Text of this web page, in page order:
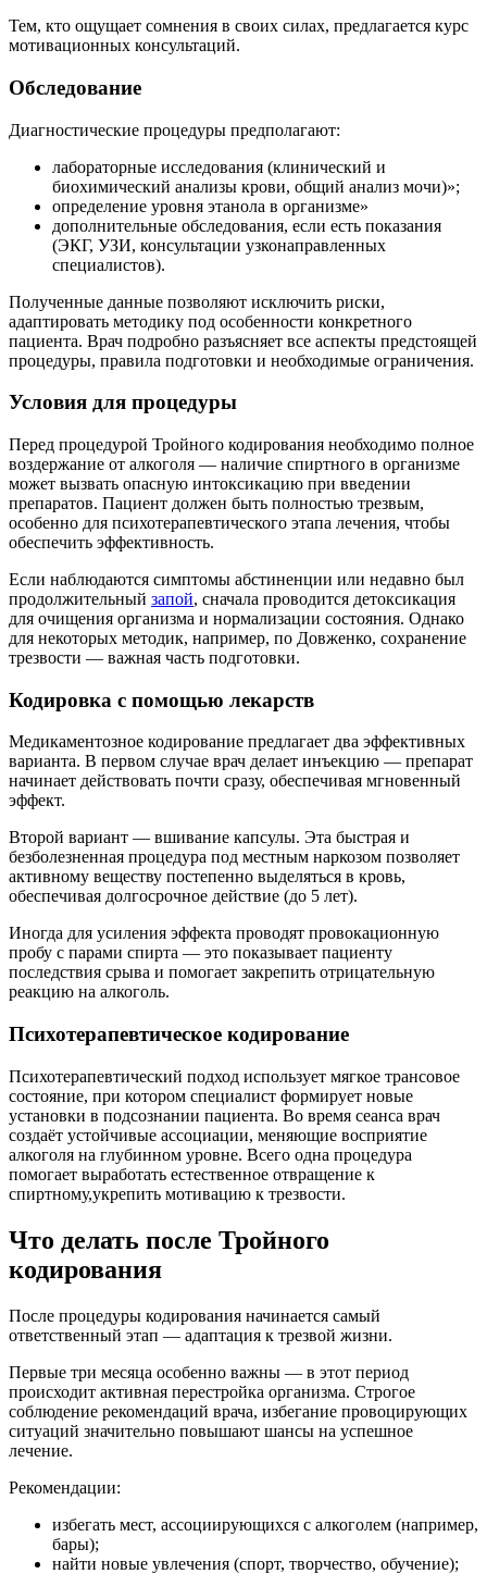
Тем, кто ощущает сомнения в своих силах, предлагается курс
мотивационных консультаций.
Обследование
Диагностические процедуры предполагают:
лабораторные исследования (клинический и
биохимический анализы крови, общий анализ мочи)»;
определение уровня этанола в организме»
дополнительные обследования, если есть показания
(ЭКГ, УЗИ, консультации узконаправленных
специалистов).
Полученные данные позволяют исключить риски,
адаптировать методику под особенности конкретного
пациента. Врач подробно разъясняет все аспекты предстоящей
процедуры, правила подготовки и необходимые ограничения.
Условия для процедуры
Перед процедурой Тройного кодирования необходимо полное
воздержание от алкоголя — наличие спиртного в организме
может вызвать опасную интоксикацию при введении
препаратов. Пациент должен быть полностью трезвым,
особенно для психотерапевтического этапа лечения, чтобы
обеспечить эффективность.
Если наблюдаются симптомы абстиненции или недавно был
продолжительный запой, сначала проводится детоксикация
для очищения организма и нормализации состояния. Однако
для некоторых методик, например, по Довженко, сохранение
трезвости — важная часть подготовки.
Кодировка с помощью лекарств
Медикаментозное кодирование предлагает два эффективных
варианта. В первом случае врач делает инъекцию — препарат
начинает действовать почти сразу, обеспечивая мгновенный
эффект.
Второй вариант — вшивание капсулы. Эта быстрая и
безболезненная процедура под местным наркозом позволяет
активному веществу постепенно выделяться в кровь,
обеспечивая долгосрочное действие (до 5 лет).
Иногда для усиления эффекта проводят провокационную
пробу с парами спирта — это показывает пациенту
последствия срыва и помогает закрепить отрицательную
реакцию на алкоголь.
Психотерапевтическое кодирование
Психотерапевтический подход использует мягкое трансовое
состояние, при котором специалист формирует новые
установки в подсознании пациента. Во время сеанса врач
создаёт устойчивые ассоциации, меняющие восприятие
алкоголя на глубинном уровне. Всего одна процедура
помогает выработать естественное отвращение к
спиртному,укрепить мотивацию к трезвости.
Что делать после Тройного
кодирования
После процедуры кодирования начинается самый
ответственный этап — адаптация к трезвой жизни.
Первые три месяца особенно важны — в этот период
происходит активная перестройка организма. Строгое
соблюдение рекомендаций врача, избегание провоцирующих
ситуаций значительно повышают шансы на успешное
лечение.
Рекомендации:
избегать мест, ассоциирующихся с алкоголем (например,
бары);
найти новые увлечения (спорт, творчество, обучение);